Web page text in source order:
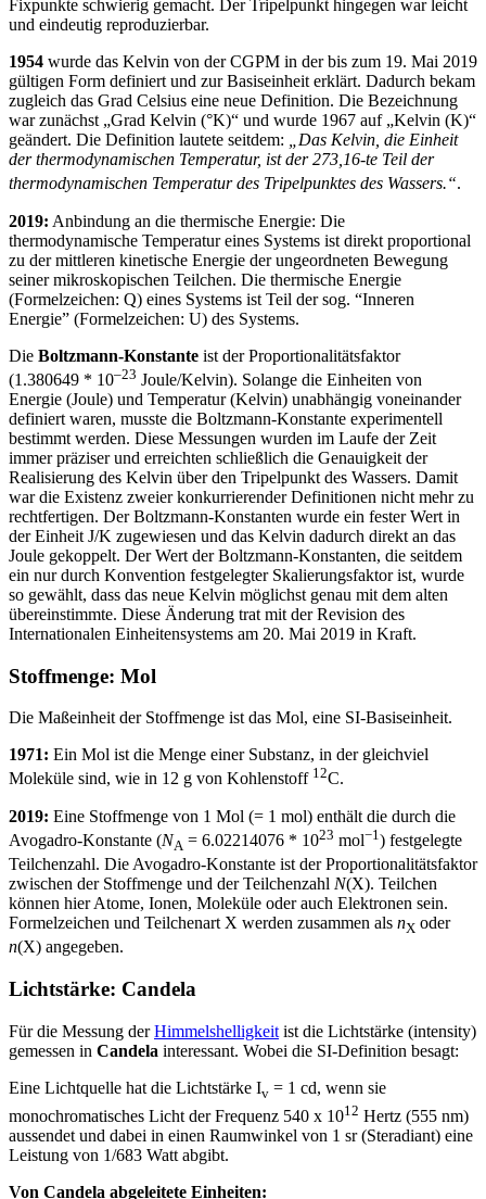
Fixpunkte schwierig gemacht. Der Tripelpunkt hingegen war leicht
und eindeutig reproduzierbar.
1954 wurde das Kelvin von der CGPM in der bis zum 19. Mai 2019
gültigen Form definiert und zur Basiseinheit erklärt. Dadurch bekam
zugleich das Grad Celsius eine neue Definition. Die Bezeichnung
war zunächst „Grad Kelvin (°K)“ und wurde 1967 auf „Kelvin (K)“
geändert. Die Definition lautete seitdem:
„Das Kelvin, die Einheit
der thermodynamischen Temperatur, ist der 273,16-te Teil der
thermodynamischen Temperatur des Tripelpunktes des Wassers.“.
2019: Anbindung an die thermische Energie: Die
thermodynamische Temperatur eines Systems ist direkt proportional
zu der mittleren kinetische Energie der ungeordneten Bewegung
seiner mikroskopischen Teilchen. Die thermische Energie
(Formelzeichen: Q) eines Systems ist Teil der sog. “Inneren
Energie” (Formelzeichen: U) des Systems.
Die Boltzmann-Konstante ist der Proportionalitätsfaktor
(1 .380649 * 10–23 Joule/Kelvin). Solange die Einheiten von
Energie (Joule) und Temperatur (Kelvin) unabhängig voneinander
definiert waren, musste die Boltzmann-Konstante experimentell
bestimmt werden. Diese Messungen wurden im Laufe der Zeit
immer präziser und erreichten schließlich die Genauigkeit der
Realisierung des Kelvin über den Tripelpunkt des Wassers. Damit
war die Existenz zweier konkurrierender Definitionen nicht mehr zu
rechtfertigen. Der Boltzmann-Konstanten wurde ein fester Wert in
der Einheit J/K zugewiesen und das Kelvin dadurch direkt an das
Joule gekoppelt. Der Wert der Boltzmann-Konstanten, die seitdem
ein nur durch Konvention festgelegter Skalierungsfaktor ist, wurde
so gewählt, dass das neue Kelvin möglichst genau mit dem alten
übereinstimmte. Diese Änderung trat mit der Revision des
Internationalen Einheitensystems am 20. Mai 2019 in Kraft.
Stoffmenge: Mol
Die Maßeinheit der Stoffmenge ist das Mol, eine SI-Basiseinheit.
1971: Ein Mol ist die Menge einer Substanz, in der gleichviel
Moleküle sind, wie in 12 g von Kohlenstoff 12C.
2019: Eine Stoffmenge von 1 Mol (= 1 mol) enthält die durch die
Avogadro-Konstante (NA = 6.02214076 * 1023 mol−1 ) festgelegte
Teilchenzahl. Die Avogadro-Konstante ist der Proportionalitätsfaktor
zwischen der Stoffmenge und der Teilchenzahl N(X). Teilchen
können hier Atome, Ionen, Moleküle oder auch Elektronen sein.
Formelzeichen und Teilchenart X werden zusammen als nX oder
n(X) angegeben.
Lichtstärke: Candela
Für die Messung derHimmelshelligkeit ist die Lichtstärke (intensity)
gemessen in Candela interessant. Wobei die SI-Definition besagt:
Eine Lichtquelle hat die Lichtstärke Iv = 1 cd, wenn sie
monochromatisches Licht der Frequenz 540 x 1012 Hertz (555 nm)
aussendet und dabei in einen Raumwinkel von 1 sr (Steradiant) eine
Leistung von 1/683 Watt abgibt.
Von Candela abgeleitete Einheiten: